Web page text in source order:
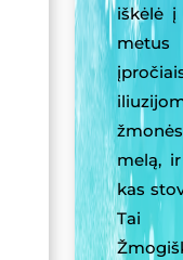
iškėlė
metus
melą,
kas
Tai